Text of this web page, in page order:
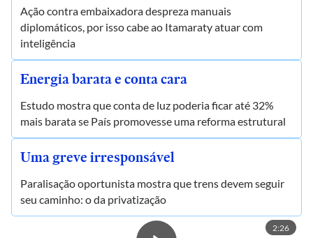
Ação contra embaixadora despreza manuais
diplomáticos, por isso cabe ao Itamaraty atuar com
inteligência
Energia barata e conta cara
Estudo mostra que conta de luz poderia ficar até 32%
mais barata se País promovesse uma reforma estrutural
Uma greve irresponsável
Paralisação oportunista mostra que trens devem seguir
seu caminho: o da privatização
2:26